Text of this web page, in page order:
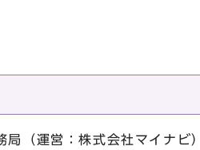
運営：株式会社マイナビ）